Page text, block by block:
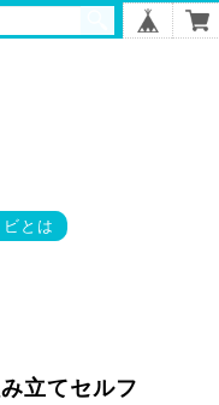
とは
立てセルフ